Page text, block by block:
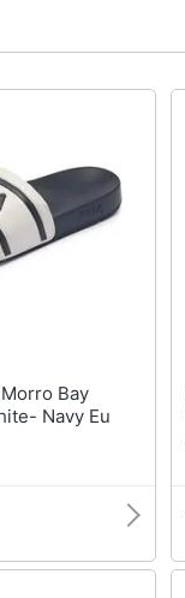
Vedi tutti
Anelli
Orecchini
Cavigliera
Navy Eu